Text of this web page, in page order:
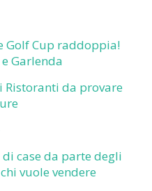
Golf Cup raddoppia!
Garlenda
Ristoranti da provare
case da parte degli
vuole vendere